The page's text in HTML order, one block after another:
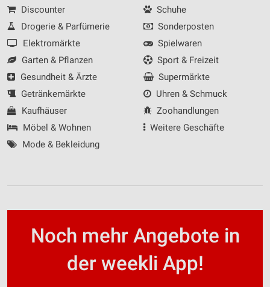
Discounter
Drogerie & Parfümerie
Elektromärkte
Garten & Pflanzen
Gesundheit & Ärzte
Getränkemärkte
Kaufhäuser
Möbel & Wohnen
Mode & Bekleidung
Schuhe
Sonderposten
Spielwaren
Sport & Freizeit
Supermärkte
Uhren & Schmuck
Zoohandlungen
Weitere Geschäfte
Noch mehr Angebote in
der weekli App!